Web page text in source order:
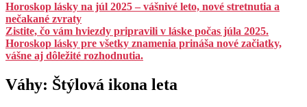
Horoskop lásky na júl 2025 – vášnivé leto, nové stretnutia a
nečakané zvraty
Zistite, čo vám hviezdy pripravili v láske počas júla 2025.
Horoskop lásky pre všetky znamenia prináša nové začiatky,
vášne aj dôležité rozhodnutia.
Váhy: Štýlová ikona leta